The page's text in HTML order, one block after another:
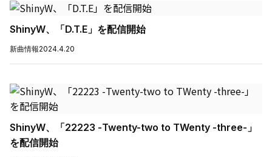
ShinyW、「D.T.E」を配信開始
新曲情報2024.4.20
ShinyW、「22223 -Twenty-two to TWenty -three-」
を配信開始